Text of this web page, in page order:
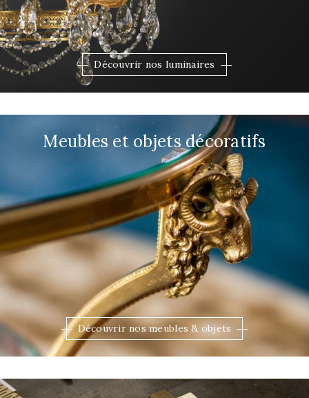
Découvrir nos luminaires
Meubles et objets décoratifs
Découvrir nos meubles & objets